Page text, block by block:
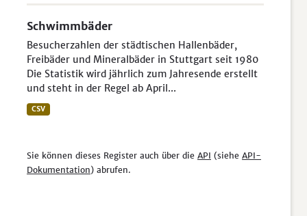
Schwimmbäder
Besucherzahlen der städtischen Hallenbäder,
Freibäder und Mineralbäder in Stuttgart seit 1980
Die Statistik wird jährlich zum Jahresende erstellt
und steht in der Regel ab April...
CSV
Sie können dieses Register auch über die API (siehe API-
Dokumentation) abrufen.